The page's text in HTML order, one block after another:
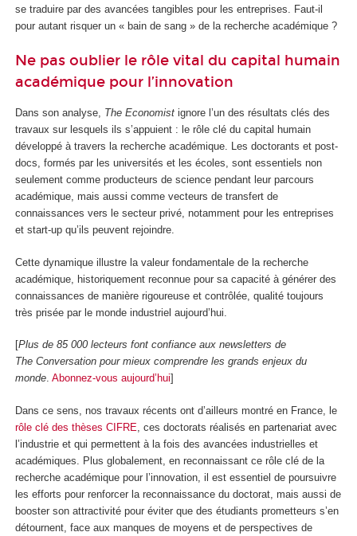
se traduire par des avancées tangibles pour les entreprises. Faut-il
pour autant risquer un « bain de sang » de la recherche académique ?
Ne pas oublier le rôle vital du capital humain
académique pour l’innovation
Dans son analyse, The Economist ignore l’un des résultats clés des
travaux sur lesquels ils s’appuient : le rôle clé du capital humain
développé à travers la recherche académique. Les doctorants et post-
docs, formés par les universités et les écoles, sont essentiels non
seulement comme producteurs de science pendant leur parcours
académique, mais aussi comme vecteurs de transfert de
connaissances vers le secteur privé, notamment pour les entreprises
et start-up qu’ils peuvent rejoindre.
Cette dynamique illustre la valeur fondamentale de la recherche
académique, historiquement reconnue pour sa capacité à générer des
connaissances de manière rigoureuse et contrôlée, qualité toujours
très prisée par le monde industriel aujourd’hui.
[Plus de 85 000 lecteurs font confiance aux newsletters de
The Conversation pour mieux comprendre les grands enjeux du
monde. Abonnez-vous aujourd’hui]
Dans ce sens, nos travaux récents ont d’ailleurs montré en France, le
rôle clé des thèses CIFRE , ces doctorats réalisés en partenariat avec
l’industrie et qui permettent à la fois des avancées industrielles et
académiques. Plus globalement, en reconnaissant ce rôle clé de la
recherche académique pour l’innovation, il est essentiel de poursuivre
les efforts pour renforcer la reconnaissance du doctorat, mais aussi de
booster son attractivité pour éviter que des étudiants prometteurs s’en
détournent, face aux manques de moyens et de perspectives de